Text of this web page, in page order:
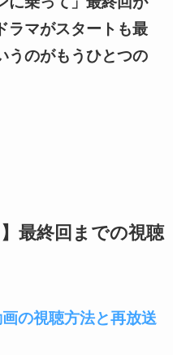
ラマがスタートも最
うのがもうひとつの
最終回までの視聴
の視聴方法と再放送